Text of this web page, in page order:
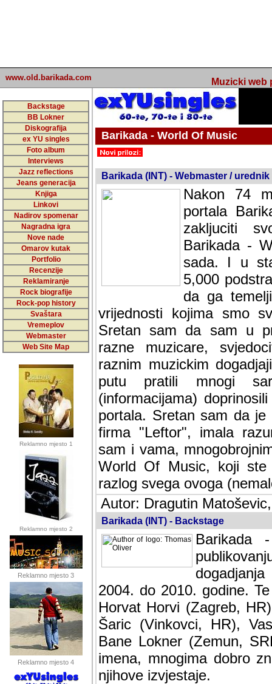
www.old.barikada.com Muzicki web
Backstage
BB Lokner
Diskografija
ex YU singles
Foto album
Interviews
Jazz reflections
Jeans generacija
Knjiga
Linkovi
Nadirov spomenar
Nagradna igra
Nove nade
Omarov kutak
Portfolio
Recenzije
Reklamiranje
Rock biografije
Rock-pop history
Svaštara
Vremeplov
Webmaster
Web Site Map
Reklamno mjesto 1
Reklamno mjesto 2
Reklamno mjesto 3
Reklamno mjesto 4
Barikada - World Of Music
Barikada (INT) - Webmaster / urednik
Nakon 74
portala
zakljuciti
Barikada -
sada. I u
5,000
da ga
vrijednosti kojima smo
Sretan sam da sam u
muzicare, svjedociti
muzickim dogadjajima...
mnogi saradnici koji
doprinosili vrijednosti i
sam da je i moj web
imala razumijevanja za
mnogobrojnim
Music, koji ste ga
ovoga (nemalog) rada.
Autor: Dragutin
Barikada (INT) - Backstage
Barikada
2004. do 2010. godine.
Horvat Horvi (Zagreb,
Šaric (Vinkovci, HR),
Bane Lokner (Zemun,
imena, mnogima dobro
njihove izvjestaje.